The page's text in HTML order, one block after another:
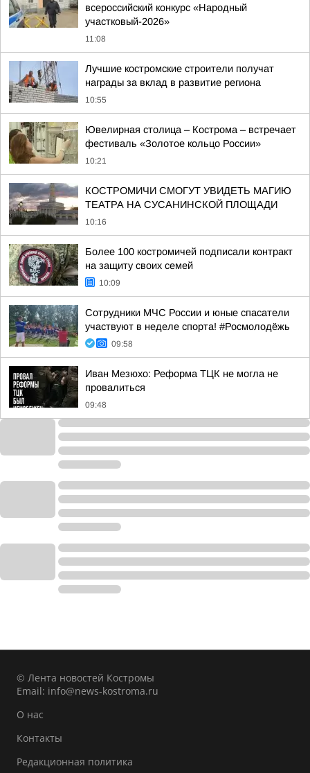
всероссийский конкурс «Народный
участковый-2026»
11:08
Лучшие костромские строители получат
награды за вклад в развитие региона
10:55
Ювелирная столица – Кострома – встречает
фестиваль «Золотое кольцо России»
10:21
КОСТРОМИЧИ СМОГУТ УВИДЕТЬ МАГИЮ
ТЕАТРА НА СУСАНИНСКОЙ ПЛОЩАДИ
10:16
Более 100 костромичей подписали контракт
на защиту своих семей
10:09
Сотрудники МЧС России и юные спасатели
участвуют в неделе спорта! #Росмолодёжь
09:58
Иван Мезюхо: Реформа ТЦК не могла не
провалиться
09:48
© Лента новостей Костромы
Email: info@news-kostroma.ru
О нас
Контакты
Редакционная политика